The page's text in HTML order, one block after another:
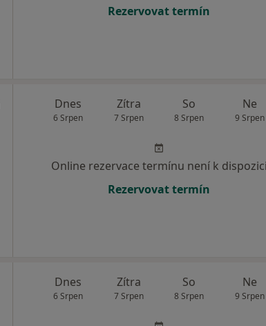
Rezervovat termín
Dnes
6 Srpen
Zítra
7 Srpen
So
8 Srpen
Ne
9 Srpen
Online rezervace termínu není k dispozici
Rezervovat termín
Dnes
6 Srpen
Zítra
7 Srpen
So
8 Srpen
Ne
9 Srpen